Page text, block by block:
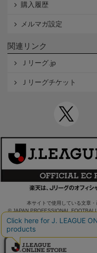
購入履歴
メルマガ設定
関連リンク
Ｊリーグ.jp
Ｊリーグチケット
本サイトで使用している文章
© JAPAN PROFESSIONAL